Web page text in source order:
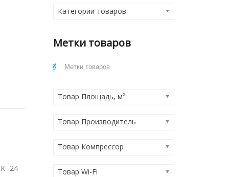
-24
Категории товаров
Метки товаров
Товар Площадь, м²
Товар Производитель
Товар Компрессор
Товар Wi-Fi